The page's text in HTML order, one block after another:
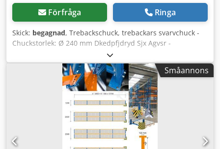
Förfråga Ringa
Skick: begagnad, Trebackschuck, trebackars svarvchuck -
Chuckstorlek: Ø 240 mm Dkedpfjdryd Sjx Agvsr -
Genomgång: Ø 77 mm - Vikt: 18 kg
Småannons